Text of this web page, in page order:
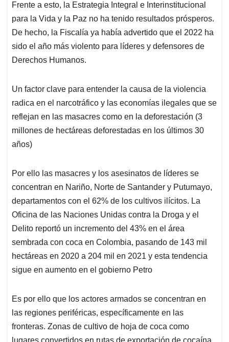
Frente a esto, la Estrategia Integral e Interinstitucional
para la Vida y la Paz no ha tenido resultados prósperos.
De hecho, la Fiscalía ya había advertido que el 2022 ha
sido el año más violento para líderes y defensores de
Derechos Humanos.
Un factor clave para entender la causa de la violencia
radica en el narcotráfico y las economías ilegales que se
reflejan en las masacres como en la deforestación (3
millones de hectáreas deforestadas en los últimos 30
años)
Por ello las masacres y los asesinatos de líderes se
concentran en Nariño, Norte de Santander y Putumayo,
departamentos con el 62% de los cultivos ilícitos. La
Oficina de las Naciones Unidas contra la Droga y el
Delito reportó un incremento del 43% en el área
sembrada con coca en Colombia, pasando de 143 mil
hectáreas en 2020 a 204 mil en 2021 y esta tendencia
sigue en aumento en el gobierno Petro
Es por ello que los actores armados se concentran en
las regiones periféricas, específicamente en las
fronteras. Zonas de cultivo de hoja de coca como